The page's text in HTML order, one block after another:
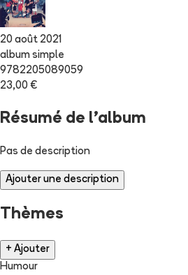
20 août 2021
album simple
9782205089059
23,00 €
Résumé de l'album
Pas de description
Ajouter une description
Thèmes
+ Ajouter
Humour